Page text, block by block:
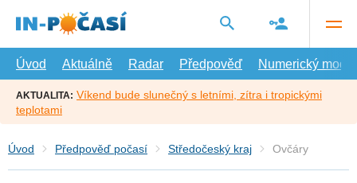
hlavní
Úvod
Aktuálně Radar Předpověď Numerický model
AKTUALITA: Víkend bude slunečný s letními, zítra i tropickými
teplotami
Úvod Předpověď počasí Středočeský kraj Ovčáry